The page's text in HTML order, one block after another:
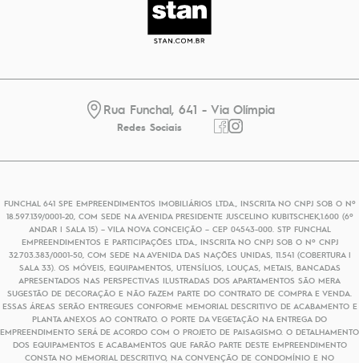
Rua Funchal, 641 - Via Olímpia
Redes Sociais
FUNCHAL 641 SPE EMPREENDIMENTOS IMOBILIÁRIOS LTDA., INSCRITA NO CNPJ SOB O Nº
18.597.139/0001-20, COM SEDE NA AVENIDA PRESIDENTE JUSCELINO KUBITSCHEK,1.600 (6º
ANDAR | SALA 15) – VILA NOVA CONCEIÇÃO – CEP 04543-000. STP FUNCHAL
EMPREENDIMENTOS E PARTICIPAÇÕES LTDA., INSCRITA NO CNPJ SOB O Nº CNPJ
32.703.383/0001-50, COM SEDE NA AVENIDA DAS NAÇÕES UNIDAS, 11.541 (COBERTURA |
SALA 33). OS MÓVEIS, EQUIPAMENTOS, UTENSÍLIOS, LOUÇAS, METAIS, BANCADAS
APRESENTADOS NAS PERSPECTIVAS ILUSTRADAS DOS APARTAMENTOS SÃO MERA
SUGESTÃO DE DECORAÇÃO E NÃO FAZEM PARTE DO CONTRATO DE COMPRA E VENDA.
ESSAS ÁREAS SERÃO ENTREGUES CONFORME MEMORIAL DESCRITIVO DE ACABAMENTO E
PLANTA ANEXOS AO CONTRATO. O PORTE DA VEGETAÇÃO NA ENTREGA DO
EMPREENDIMENTO SERÁ DE ACORDO COM O PROJETO DE PAISAGISMO. O DETALHAMENTO
DOS EQUIPAMENTOS E ACABAMENTOS QUE FARÃO PARTE DESTE EMPREENDIMENTO
CONSTA NO MEMORIAL DESCRITIVO, NA CONVENÇÃO DE CONDOMÍNIO E NO